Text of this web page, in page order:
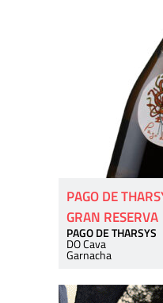
PAGO DE
GRAN RESERVA
PAGO DE THARSYS
DO Cava
Garnacha